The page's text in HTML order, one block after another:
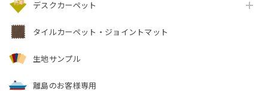
デスクカーペット
タイルカーペット・ジョイントマット
生地サンプル
離島のお客様専用